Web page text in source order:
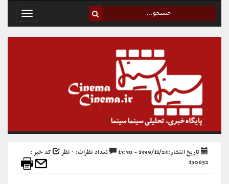
Toggle
تاریخ انتشار:1399/11/24 - 13:30 تعداد نظرات: ۰ نظر
کد خبر :
150652